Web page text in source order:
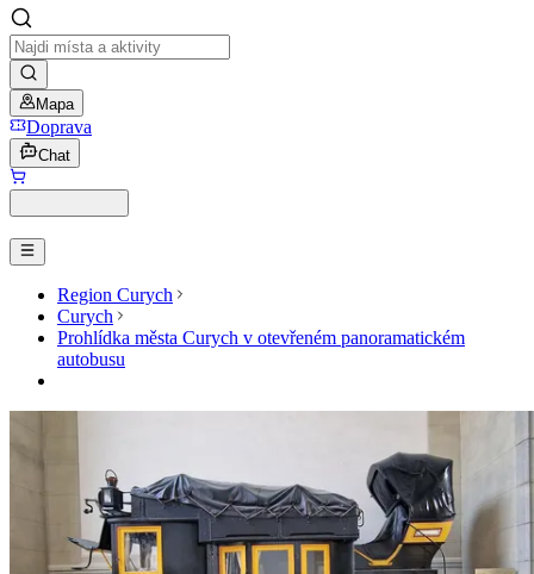
Mapa
Doprava
Chat
Region Curych
Curych
Prohlídka města Curych v otevřeném panoramatickém
autobusu